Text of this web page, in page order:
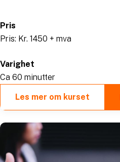
Pris
Pris: Kr. 1450 + mva
Varighet
Ca 60 minutter
Les mer om kurset